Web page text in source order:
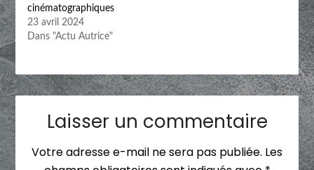
cinématographiques
23 avril 2024
Dans "Actu Autrice"
Laisser un commentaire
Votre adresse e-mail ne sera pas publiée. Les